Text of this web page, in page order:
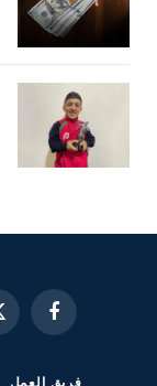
فيسبوك
فريق العمل